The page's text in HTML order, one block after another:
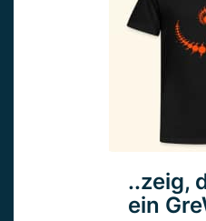
..zeig,
ein